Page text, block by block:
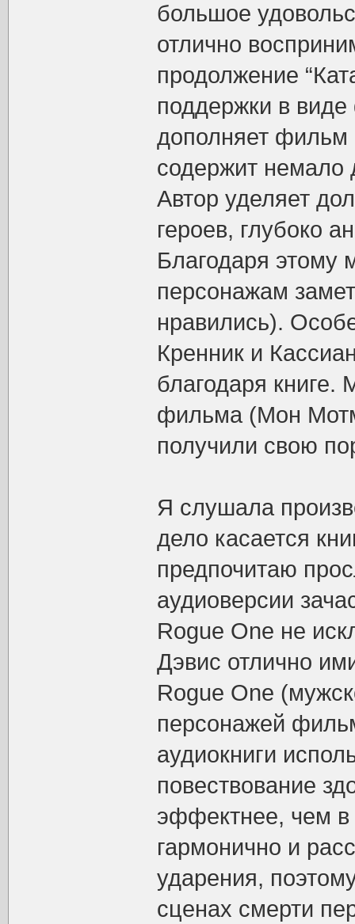
большое
отлично
продолжение
поддержки в
дополняет
содержит немало
Автор уделяет
героев, глубоко
Благодаря этому
персонажам
нравились).
Кренник и
благодаря книге.
фильма (Мон
получили свою
Я слушала
дело касается
предпочитаю
аудиоверсии
Rogue One не
Дэвис отлично
Rogue One
персонажей
аудиокниги
повествование
эффектнее, чем
гармонично и
ударения,
сценах смерти